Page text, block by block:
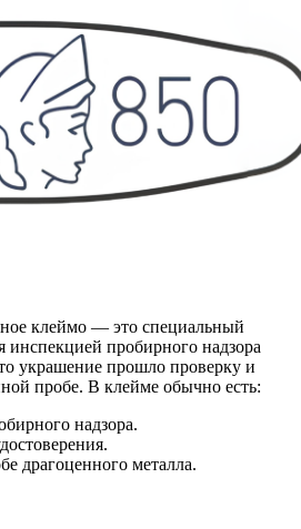
клеймо — это специальный
инспекцией пробирного надзора
украшение прошло проверку и
пробе. В клейме обычно есть:
надзора.
драгоценного металла.